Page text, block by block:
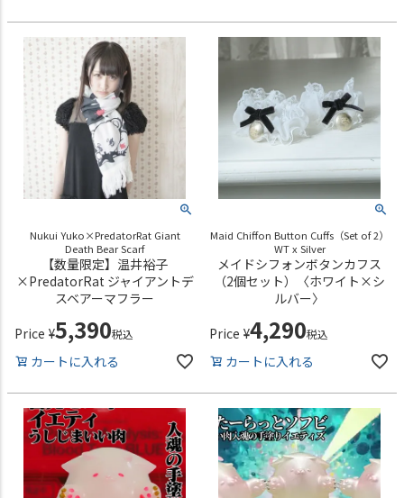
Nukui Yuko×PredatorRat Giant
Death Bear Scarf
【数量限定】温井裕子
×PredatorRat ジャイアントデ
スベアーマフラー
Price ¥5,390税込
カートに入れる
Maid Chiffon Button Cuffs（Set of 2）
WT x Silver
メイドシフォンボタンカフス
（2個セット）〈ホワイト×シ
ルバー〉
Price ¥4,290税込
カートに入れる